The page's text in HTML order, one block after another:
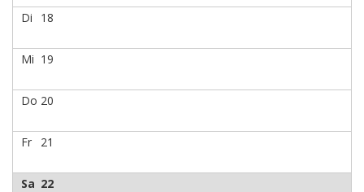
Di 18
Mi 19
Do 20
Fr 21
Sa 22